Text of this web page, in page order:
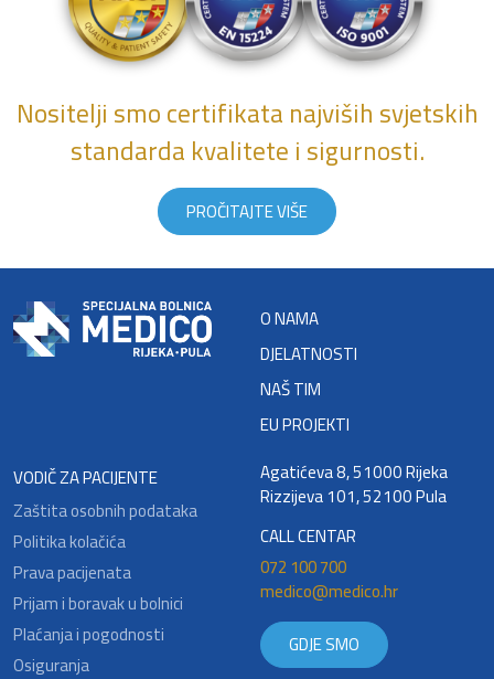
Nositelji smo certifikata najviših svjetskih
standarda kvalitete i sigurnosti.
PROČITAJTE VIŠE
O NAMA
DJELATNOSTI
NAŠ TIM
EU PROJEKTI
VODIČ ZA PACIJENTE
Zaštita osobnih podataka
Politika kolačića
Prava pacijenata
Prijam i boravak u bolnici
Plaćanja i pogodnosti
Osiguranja
Agatićeva 8, 51000 Rijeka
Rizzijeva 101, 52100 Pula
CALL CENTAR
072 100 700
medico@medico.hr
GDJE SMO